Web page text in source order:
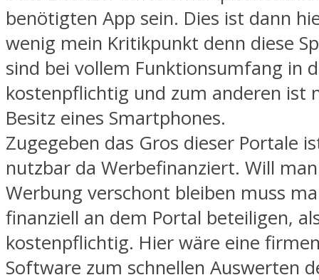
benötigten App sein. Dies ist dann
wenig mein Kritikpunkt denn diese
sind bei vollem Funktionsumfang in
kostenpflichtig und zum anderen ist
Besitz eines Smartphones.
Zugegeben das Gros dieser Portale
nutzbar da Werbefinanziert. Will
Werbung verschont bleiben muss
finanziell an dem Portal beteiligen,
kostenpflichtig. Hier wäre eine
Software zum schnellen Auswerten